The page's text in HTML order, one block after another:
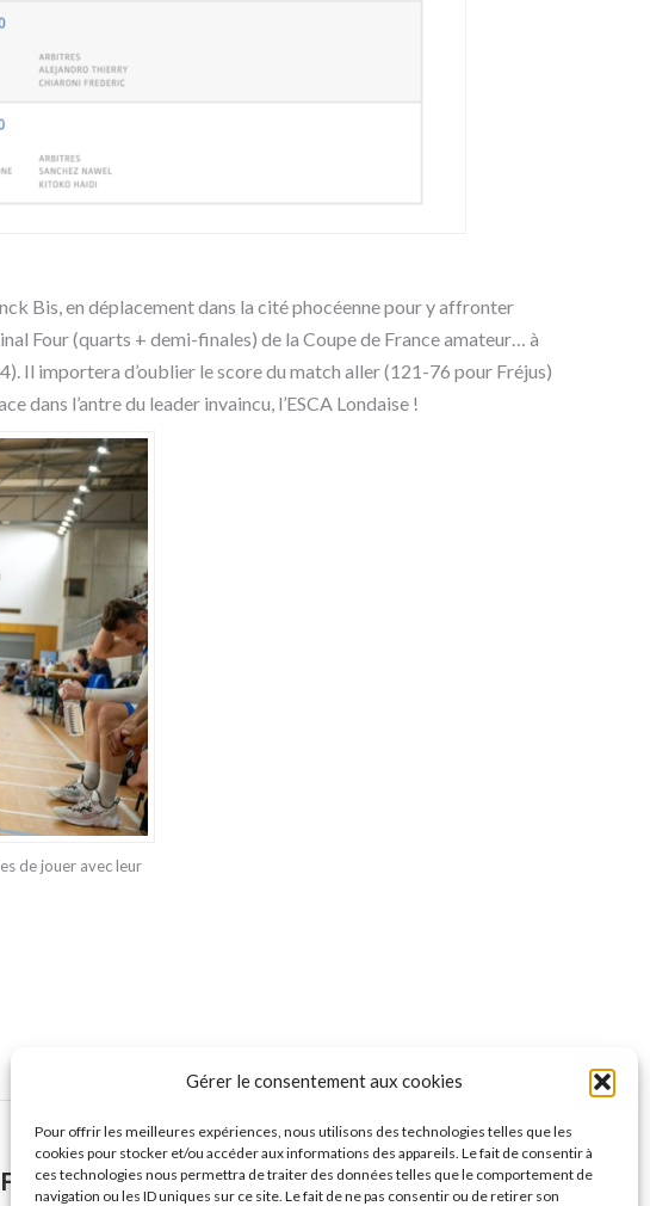
Gérer le consentement aux cookies
Pour offrir les meilleures expériences, nous utilisons des technologies telles que les
cookies pour stocker et/ou accéder aux informations des appareils. Le fait de consentir à
ces technologies nous permettra de traiter des données telles que le comportement de
navigation ou les ID uniques sur ce site. Le fait de ne pas consentir ou de retirer son
Bis, en déplacement dans la cité phocéenne pour y affronter
Four (quarts + demi-finales) de la Coupe de France amateur… à
Il importera d’oublier le score du match aller (121-76 pour Fréjus)
dans l’antre du leader invaincu, l’ESCA Londaise !
de jouer avec leur
ONGLET SUIVANT
Académie : accompagner les espoirs du sport